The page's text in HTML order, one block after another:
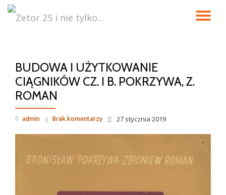
BUDOWA I UŻYTKOWANIE
CIĄGNIKÓW CZ. I B. POKRZYWA, Z.
ROMAN
admin 27 stycznia 2019
Brak komentarzy